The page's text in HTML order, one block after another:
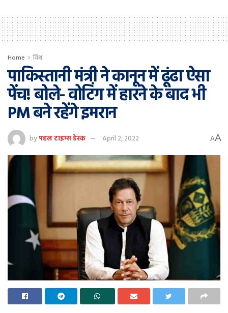
Home विश्व
पाकिस्तानी मंत्री ने कानून में ढूंढा ऐसा
पेंच! बोले- वोटिंग में हारने के बाद भी
PM बने रहेंगे इमरान
byपहल टाइम्स डेस्क April 2, 2022 AA